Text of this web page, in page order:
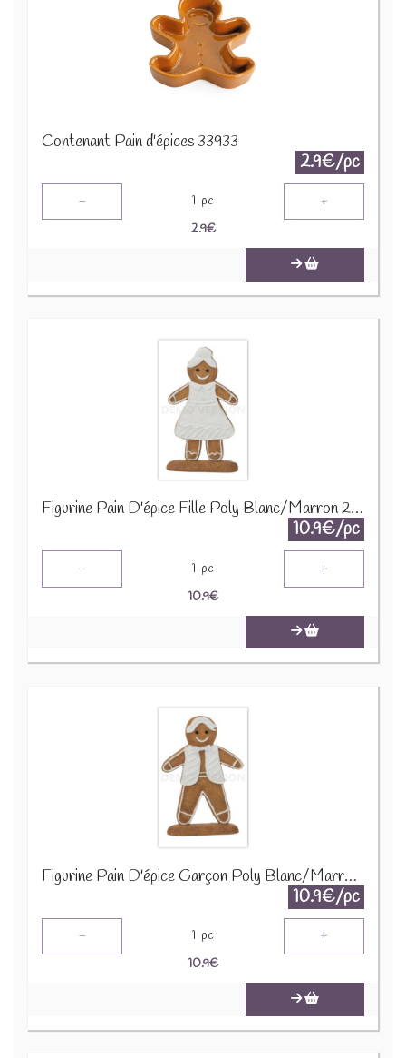
Contenant Pain d'épices 33933
2.9€/pc
- 1 pc +
2.9€
Figurine Pain D'épice Fille Poly Blanc/Marron 26600
10.9€/pc
- 1 pc +
10.9€
Figurine Pain D'épice Garçon Poly Blanc/Marron 26600
10.9€/pc
- 1 pc +
10.9€